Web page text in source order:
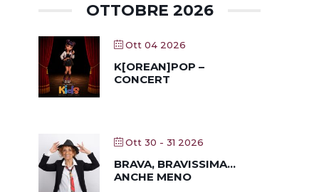
OTTOBRE 2026
Ott 04 2026
K[OREAN]POP –
CONCERT
Ott 30 - 31 2026
BRAVA, BRAVISSIMA…
ANCHE MENO